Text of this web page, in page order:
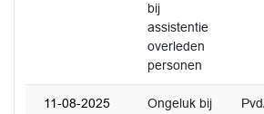
bij
assistentie
overleden
personen
11-08-2025
Ongeluk bij